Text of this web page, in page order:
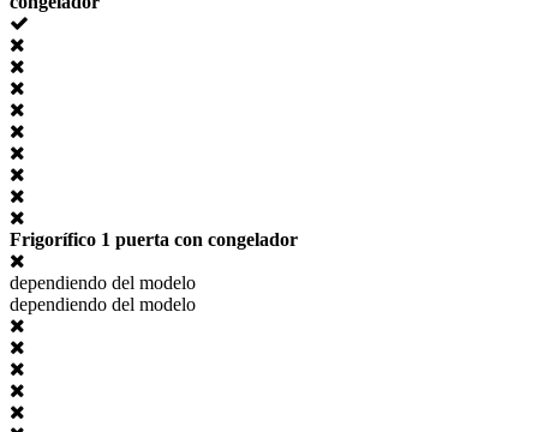
Frigorífico 1 puerta con congelador
dependiendo del modelo
dependiendo del modelo